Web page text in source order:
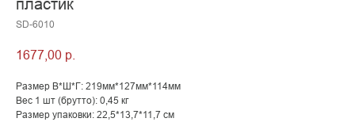
SD-6010
1677,00 р.
Размер В*Ш*Г: 219мм*127мм*114мм
Вес 1 шт (брутто): 0,45 кг
Размер упаковки: 22,5*13,7*11,7 см